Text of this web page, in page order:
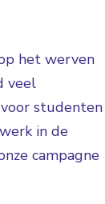
het werven
veel
studenten
in de
campagne